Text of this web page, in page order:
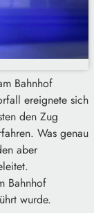
Bahnhof
ereignete sich
den Zug
Was genau
aber
Bahnhof
wurde.